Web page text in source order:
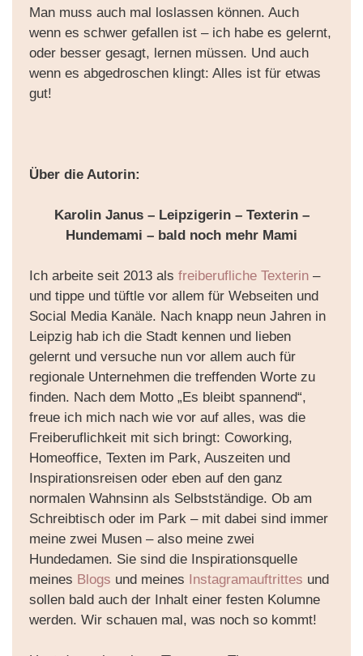
Man muss auch mal loslassen können. Auch
wenn es schwer gefallen ist – ich habe es gelernt,
oder besser gesagt, lernen müssen. Und auch
wenn es abgedroschen klingt: Alles ist für etwas
gut!
Über die Autorin:
Karolin Janus – Leipzigerin – Texterin –
Hundemami – bald noch mehr Mami
Ich arbeite seit 2013 alsfreiberufliche Texterin –
und tippe und tüftle vor allem für Webseiten und
Social Media Kanäle. Nach knapp neun Jahren in
Leipzig hab ich die Stadt kennen und lieben
gelernt und versuche nun vor allem auch für
regionale Unternehmen die treffenden Worte zu
finden. Nach dem Motto „Es bleibt spannend“,
freue ich mich nach wie vor auf alles, was die
Freiberuflichkeit mit sich bringt: Coworking,
Homeoffice, Texten im Park, Auszeiten und
Inspirationsreisen oder eben auf den ganz
normalen Wahnsinn als Selbstständige. Ob am
Schreibtisch oder im Park – mit dabei sind immer
meine zwei Musen – also meine zwei
Hundedamen. Sie sind die Inspirationsquelle
meines Blogs und meines Instagramauftrittes und
sollen bald auch der Inhalt einer festen Kolumne
werden. Wir schauen mal, was noch so kommt!